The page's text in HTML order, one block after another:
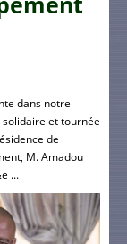
dans notre
et tournée
de
M. Amadou
...